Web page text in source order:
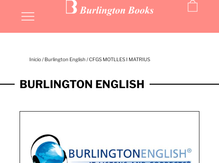
Inicio/ Burlington English/ CFGS MOTLLES I MATRIUS
BURLINGTON ENGLISH